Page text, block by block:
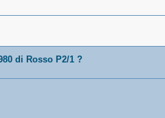
di Rosso P2/1 ?